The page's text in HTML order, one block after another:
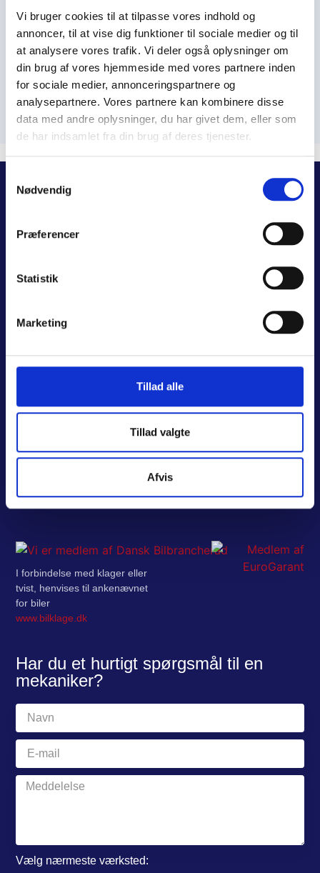
Vi bruger cookies til at tilpasse vores indhold og
annoncer, til at vise dig funktioner til sociale medier og til
at analysere vores trafik. Vi deler også oplysninger om
din brug af vores hjemmeside med vores partnere inden
for sociale medier, annonceringspartnere og
analysepartnere. Vores partnere kan kombinere disse
data med andre oplysninger, du har givet dem, eller som
de har indsamlet fra din brug af deres tjenester.
Nødvendig
Præferencer
Statistik
Marketing
Tillad alle
Tillad valgte
Afvis
Der er med garanti sket noget nyt.
Find nærmeste værksted
Odense
Østerbro 2
Fredag: 7.30 – 15.30
Nyborg
5800 Nyborg
Åbningstider:
Mandag-Torsdag: 7.30 – 16.00
Mandag-Torsdag: 7.30 – 16.00
Svendborg
I forbindelse med klager eller
tvist, henvises til ankenævnet
for biler
www.bilklage.dk
Har du et hurtigt spørgsmål til en
mekaniker?
Vælg nærmeste værksted: